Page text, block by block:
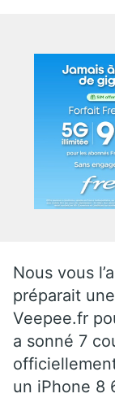
Nous vous
préparait
Veepee.fr
a sonné 7
un iPhone 8